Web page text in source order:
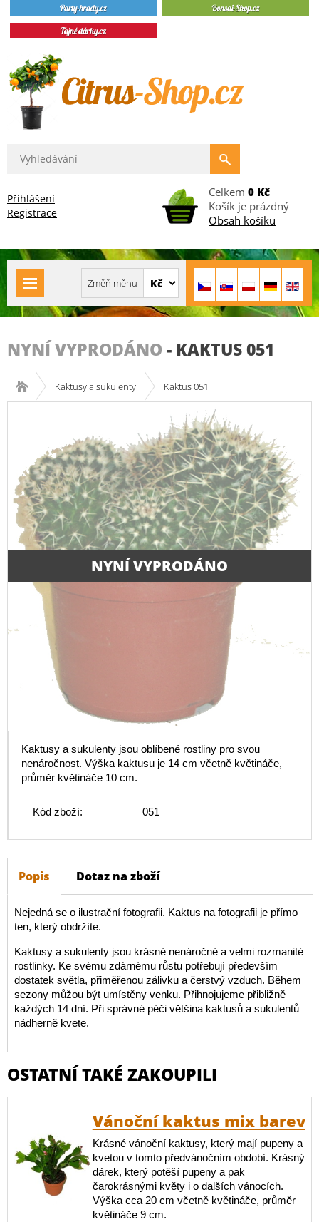
Přihlášení
Registrace
Celkem 0 Kč
Košík je prázdný
Obsah košíku
NYNÍ VYPRODÁNO - KAKTUS 051
Kaktusy a sukulenty Kaktus 051
NYNÍ VYPRODÁNO
Kaktusy a sukulenty jsou oblíbené rostliny pro svou
nenáročnost. Výška kaktusu je 14 cm včetně květináče,
průměr květináče 10 cm.
Kód zboží: 051
Popis Dotaz na zboží
Nejedná se o ilustrační fotografii. Kaktus na fotografii je přímo
ten, který obdržíte.
Kaktusy a sukulenty jsou krásné nenáročné a velmi rozmanité
rostlinky. Ke svému zdárnému růstu potřebují především
dostatek světla, přiměřenou zálivku a čerstvý vzduch. Během
sezony můžou být umístěny venku. Přihnojujeme přibližně
každých 14 dní. Při správné péči většina kaktusů a sukulentů
nádherně kvete.
OSTATNÍ TAKÉ ZAKOUPILI
Vánoční kaktus mix barev
Krásné vánoční kaktusy, který mají pupeny a
kvetou v tomto předvánočním období. Krásný
dárek, který potěší pupeny a pak
čarokrásnými květy i o dalších vánocích.
Výška cca 20 cm včetně květináče, průměr
květináče 9 cm.